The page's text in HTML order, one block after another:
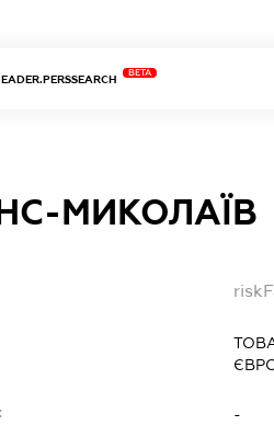
BETA
МИКОЛАЇВ
-